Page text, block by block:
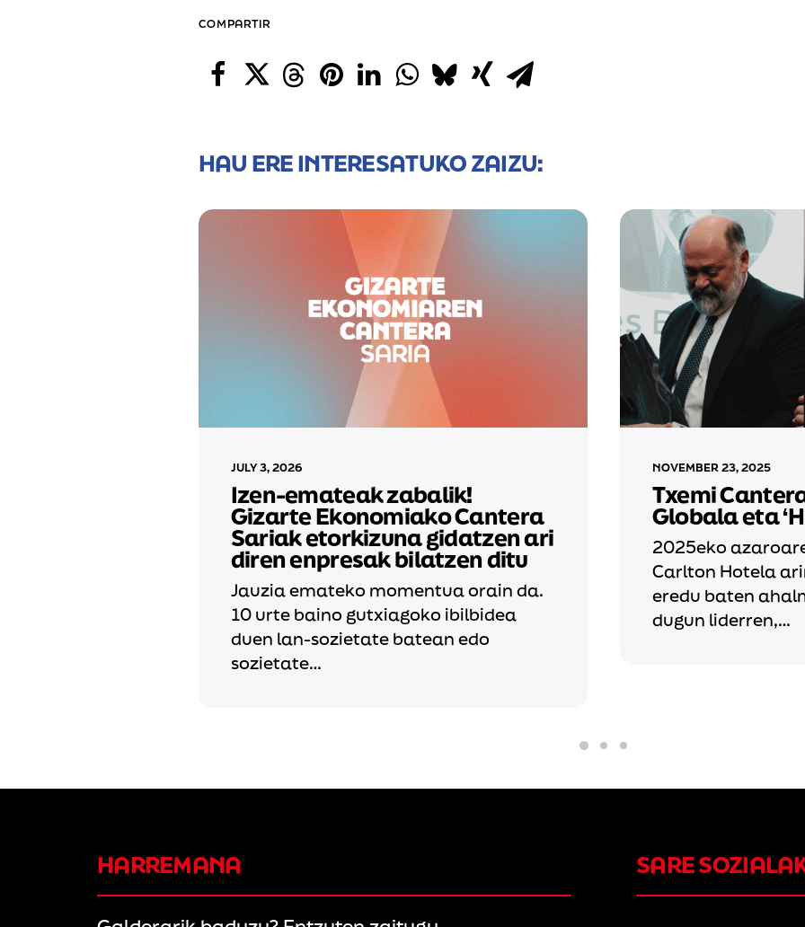
COMPARTIR
HAU ERE INTERESATUKO ZAIZU:
JULY 3, 2026
Izen-emateak zabalik!
Gizarte Ekonomiako Cantera
Sariak etorkizuna gidatzen ari
diren enpresak bilatzen ditu
Jauzia emateko momentua orain da.
10 urte baino gutxiagoko ibilbidea
duen lan-sozietate batean edo
sozietate…
NOVEMBER 23, 2025
Txemi
Globala eta
2025eko
Carlton Hotela
eredu baten
dugun liderren,…
HARREMANA SARE